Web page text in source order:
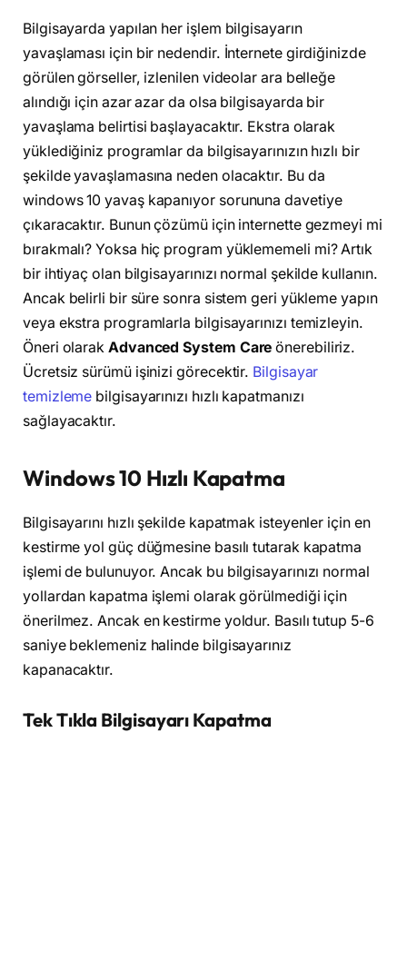
Bilgisayarda yapılan her işlem bilgisayarın
yavaşlaması için bir nedendir. İnternete girdiğinizde
görülen görseller, izlenilen videolar ara belleğe
alındığı için azar azar da olsa bilgisayarda bir
yavaşlama belirtisi başlayacaktır. Ekstra olarak
yüklediğiniz programlar da bilgisayarınızın hızlı bir
şekilde yavaşlamasına neden olacaktır. Bu da
windows 10 yavaş kapanıyor sorununa davetiye
çıkaracaktır. Bunun çözümü için internette gezmeyi mi
bırakmalı? Yoksa hiç program yüklememeli mi? Artık
bir ihtiyaç olan bilgisayarınızı normal şekilde kullanın.
Ancak belirli bir süre sonra sistem geri yükleme yapın
veya ekstra programlarla bilgisayarınızı temizleyin.
Öneri olarak Advanced System Care önerebiliriz.
Ücretsiz sürümü işinizi görecektir. Bilgisayar
temizleme bilgisayarınızı hızlı kapatmanızı
sağlayacaktır.
Windows 10 Hızlı Kapatma
Bilgisayarını hızlı şekilde kapatmak isteyenler için en
kestirme yol güç düğmesine basılı tutarak kapatma
işlemi de bulunuyor. Ancak bu bilgisayarınızı normal
yollardan kapatma işlemi olarak görülmediği için
önerilmez. Ancak en kestirme yoldur. Basılı tutup 5-6
saniye beklemeniz halinde bilgisayarınız
kapanacaktır.
Tek Tıkla Bilgisayarı Kapatma